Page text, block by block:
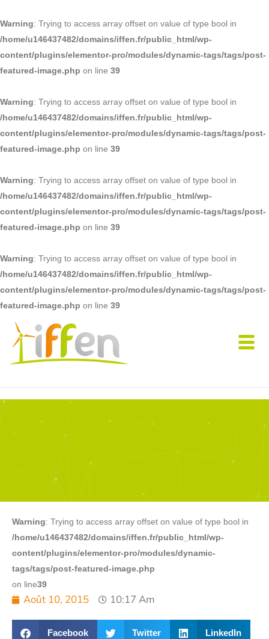
Warning: Trying to access array offset on value of type bool in
/home/u146437482/domains/iffen.fr/public_html/wp-
content/plugins/elementor-pro/modules/dynamic-tags/tags/post-
featured-image.php on line 39
Warning: Trying to access array offset on value of type bool in
/home/u146437482/domains/iffen.fr/public_html/wp-
content/plugins/elementor-pro/modules/dynamic-tags/tags/post-
featured-image.php on line 39
Warning: Trying to access array offset on value of type bool in
/home/u146437482/domains/iffen.fr/public_html/wp-
content/plugins/elementor-pro/modules/dynamic-tags/tags/post-
featured-image.php on line 39
Warning: Trying to access array offset on value of type bool in
/home/u146437482/domains/iffen.fr/public_html/wp-
content/plugins/elementor-pro/modules/dynamic-tags/tags/post-
featured-image.php on line 39
Warning: Trying to access array offset on value of type bool in
/home/u146437482/domains/iffen.fr/public_html/wp-
content/plugins/elementor-pro/modules/dynamic-
tags/tags/post-featured-image.php
on line39
Août 10, 2015 10:17 Am
Facebook Twitter LinkedIn